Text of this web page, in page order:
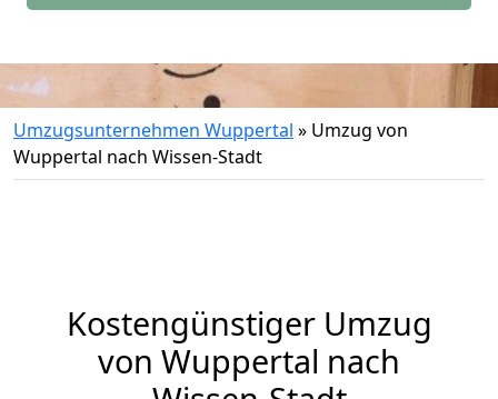
Umzugsunternehmen Wuppertal » Umzug von
Wuppertal nach Wissen-Stadt
Kostengünstiger Umzug
von Wuppertal nach